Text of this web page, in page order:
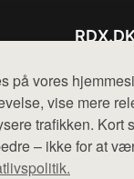
på vores
vise mere
trafikken. Kort
– ikke for at
Mail:
Cookie-